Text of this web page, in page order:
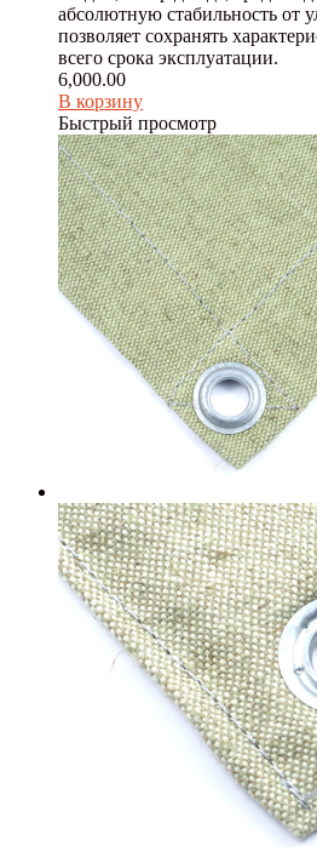
абсолютную стабильность от
позволяет сохранять
всего срока эксплуатации.
6,000.00
В корзину
Быстрый просмотр